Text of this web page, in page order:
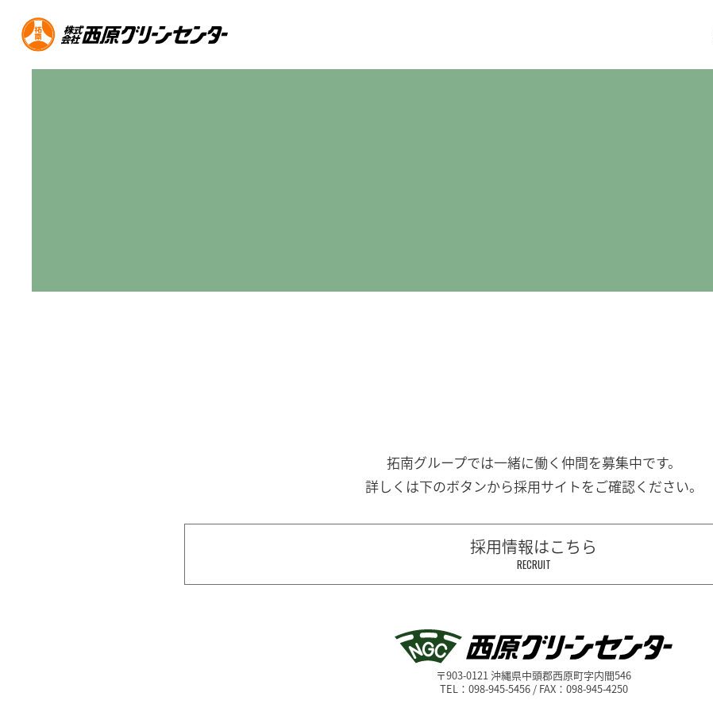
拓南グループでは一緒に働く 仲間を募集中です。
詳しくは下のボタンから採用サイトをご確認ください。
採用情報はこちら
RECRUIT
〒903-0121 沖縄県中頭郡西原町字内間546
TEL：098-945-5456 / FAX：098-945-4250